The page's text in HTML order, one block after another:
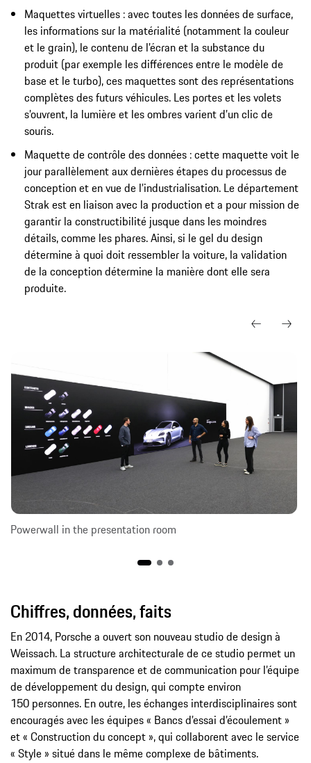
Maquettes virtuelles : avec toutes les données de surface,
les informations sur la matérialité (notamment la couleur
et le grain), le contenu de l’écran et la substance du
produit (par exemple les différences entre le modèle de
base et le turbo), ces maquettes sont des représentations
complètes des futurs véhicules. Les portes et les volets
s’ouvrent, la lumière et les ombres varient d’un clic de
souris.
Maquette de contrôle des données : cette maquette voit le
jour parallèlement aux dernières étapes du processus de
conception et en vue de l’industrialisation. Le département
Strak est en liaison avec la production et a pour mission de
garantir la constructibilité jusque dans les moindres
détails, comme les phares. Ainsi, si le gel du design
détermine à quoi doit ressembler la voiture, la validation
de la conception détermine la manière dont elle sera
produite.
Powerwall in the presentation room
Chiffres, données, faits
En 2014, Porsche a ouvert son nouveau studio de design à
Weissach. La structure architecturale de ce studio permet un
maximum de transparence et de communication pour l’équipe
de développement du design, qui compte environ
150 personnes. En outre, les échanges interdisciplinaires sont
encouragés avec les équipes « Bancs d’essai d’écoulement »
et « Construction du concept », qui collaborent avec le service
« Style » situé dans le même complexe de bâtiments.